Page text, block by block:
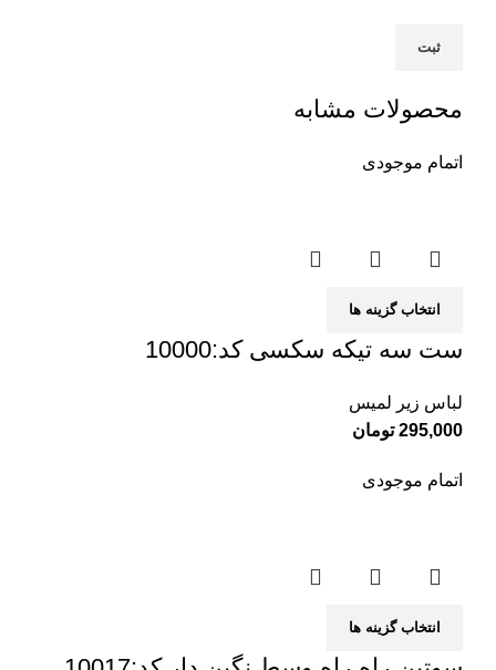
محصولات مشابه
اتمام موجودی
انتخاب گزینه ها
ست سه تیکه سکسی کد:10000
لباس زیر لمیس
295,000 تومان
اتمام موجودی
انتخاب گزینه ها